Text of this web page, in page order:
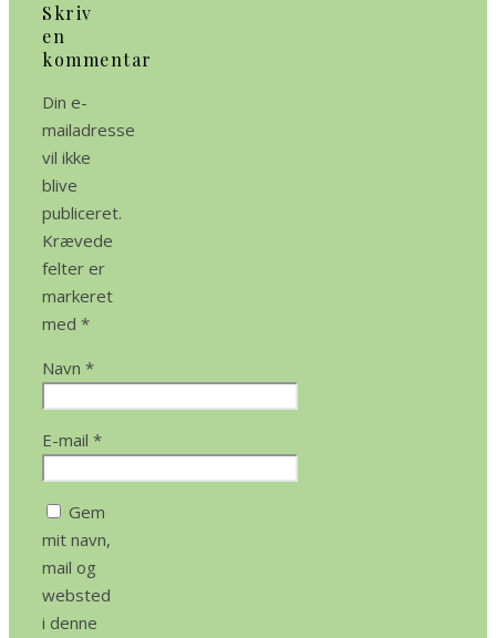
Skriv
en
kommentar
Din e-
mailadresse
vil ikke
blive
publiceret.
Krævede
felter er
markeret
med *
Navn *
E-mail *
Gem
mit navn,
mail og
websted
i denne